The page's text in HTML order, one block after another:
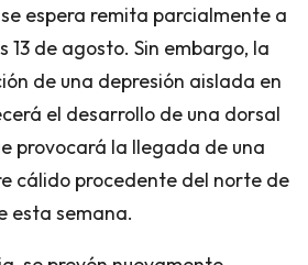
espera remita parcialmente a
13 de agosto. Sin embargo, la
de una depresión aislada en
el desarrollo de una dorsal
provocará la llegada de una
cálido procedente del norte de
esta semana.